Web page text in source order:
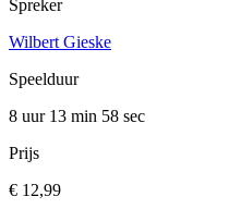
Spreker
Wilbert Gieske
Speelduur
8 uur 13 min 58 sec
Prijs
€ 12,99